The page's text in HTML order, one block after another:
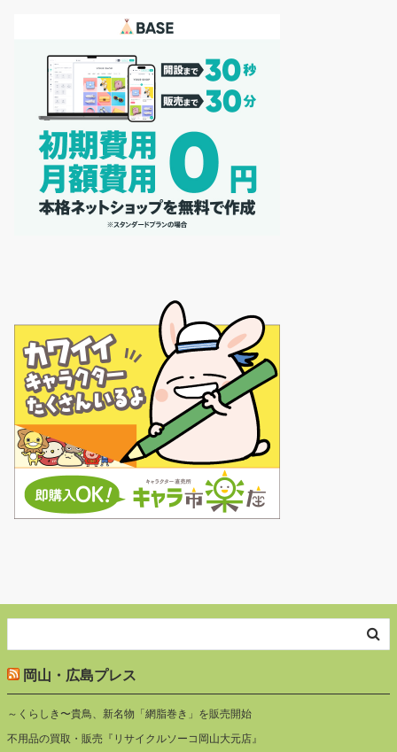
岡山・広島プレス
～くらしき〜貴鳥、新名物「網脂巻き」を販売開始
不用品の買取・販売『リサイクルソーコ岡山大元店』